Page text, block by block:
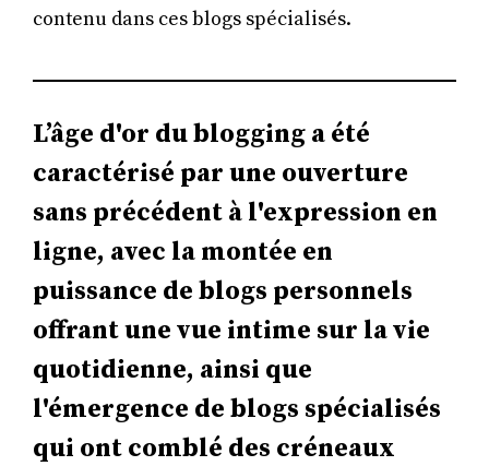
contenu dans ces blogs spécialisés.
L’âge d'or du blogging a été
caractérisé par une ouverture
sans précédent à l'expression en
ligne, avec la montée en
puissance de blogs personnels
offrant une vue intime sur la vie
quotidienne, ainsi que
l'émergence de blogs spécialisés
qui ont comblé des créneaux